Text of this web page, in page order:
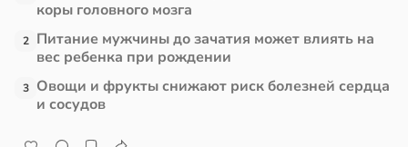
коры головного мозга
2 Питание мужчины до зачатия может влиять на
вес ребенка при рождении
3 Овощи и фрукты снижают риск болезней сердца
и сосудов